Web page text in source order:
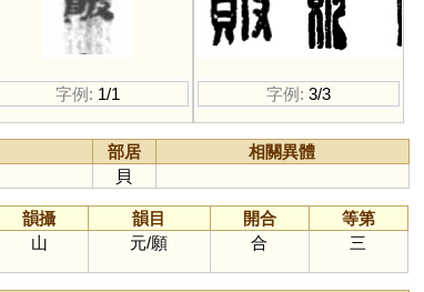
字例: 1/1 字例: 3/3
部居
相關異體
貝
韻攝 韻目 開合
等第
山 元/願 合 三